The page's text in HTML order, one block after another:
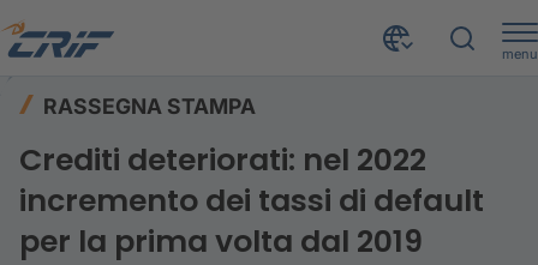
menu
RASSEGNA STAMPA
Crediti deteriorati: nel 2022
incremento dei tassi di default
per la prima volta dal 2019